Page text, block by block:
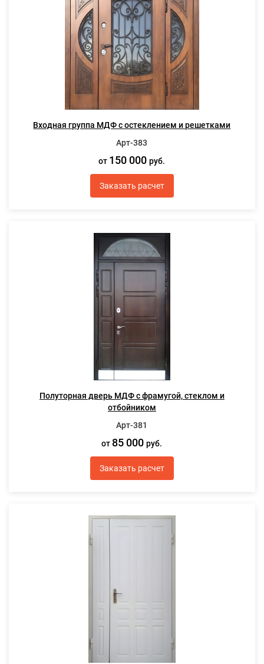
Входная группа МДФ с остеклением и решетками
Арт-383
от 150 000руб.
Заказать расчет
Полуторная дверь МДФ с фрамугой, стеклом и
отбойником
Арт-381
от 85 000руб.
Заказать расчет